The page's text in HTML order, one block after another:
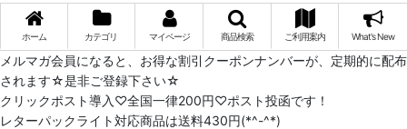
ホーム カテゴリ マイページ 商品検索 ご利用案内 What's New
メルマガ会員になると、お得な割引クーポンナンバーが、定期的に配布
されます☆是非ご登録下さい☆
クリックポスト導入♡全国一律200円♡ポスト投函です！
レターパックライト対応商品は送料430円(*^-^*)